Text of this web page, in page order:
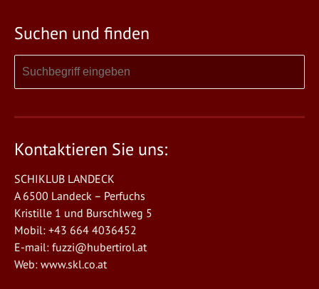
Suchen und finden
Kontaktieren Sie uns:
SCHIKLUB LANDECK
A 6500 Landeck – Perfuchs
Kristille 1 und Burschlweg 5
Mobil: +43 664 4036452
E-mail: fuzzi@hubertirol.at
Web: www.skl.co.at